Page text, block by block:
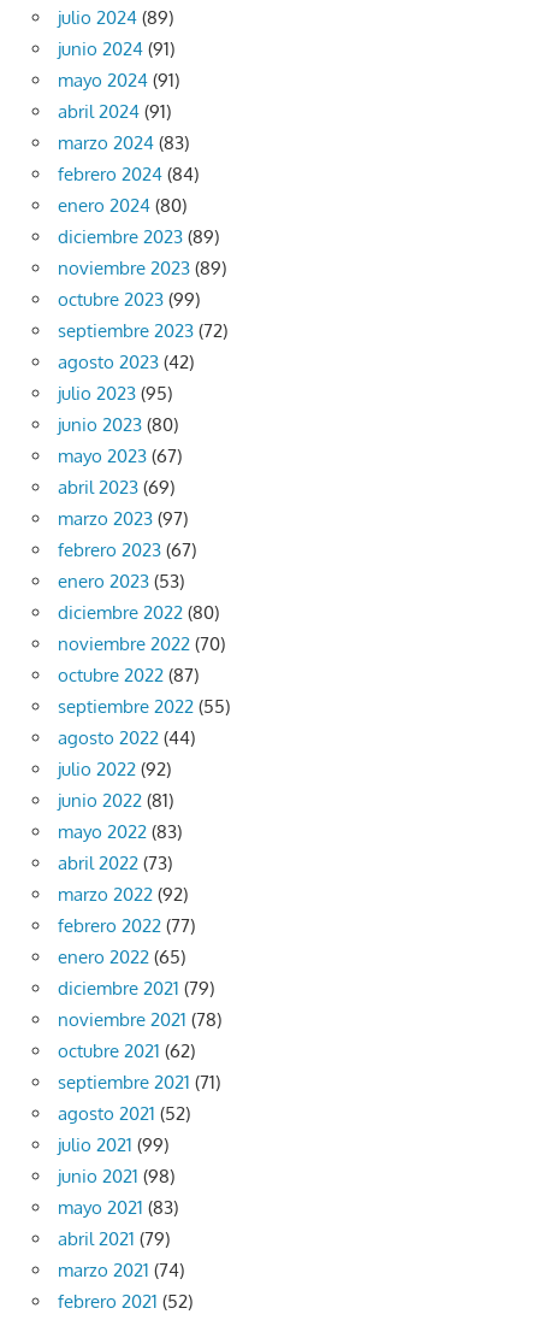
julio 2024 (89)
junio 2024 (91)
mayo 2024 (91)
abril 2024 (91)
marzo 2024 (83)
febrero 2024 (84)
enero 2024 (80)
diciembre 2023 (89)
noviembre 2023 (89)
octubre 2023 (99)
septiembre 2023 (72)
agosto 2023 (42)
julio 2023 (95)
junio 2023 (80)
mayo 2023 (67)
abril 2023 (69)
marzo 2023 (97)
febrero 2023 (67)
enero 2023 (53)
diciembre 2022 (80)
noviembre 2022 (70)
octubre 2022 (87)
septiembre 2022 (55)
agosto 2022 (44)
julio 2022 (92)
junio 2022 (81)
mayo 2022 (83)
abril 2022 (73)
marzo 2022 (92)
febrero 2022 (77)
enero 2022 (65)
diciembre 2021 (79)
noviembre 2021 (78)
octubre 2021 (62)
septiembre 2021 (71)
agosto 2021 (52)
julio 2021 (99)
junio 2021 (98)
mayo 2021 (83)
abril 2021 (79)
marzo 2021 (74)
febrero 2021 (52)